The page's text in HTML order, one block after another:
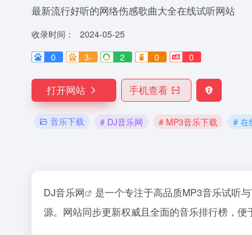
最新流行好听的网络伤感歌曲大全在线试听网站
收录时间：
2024-05-25
0
3- 2 0 0
打开网站 手机查看
音乐下载 # DJ音乐网 # MP3音乐下载 # 在
DJ音乐网
是一个专注于高品质MP3音乐试听
源。网站同步更新权威且全面的音乐排行榜，便